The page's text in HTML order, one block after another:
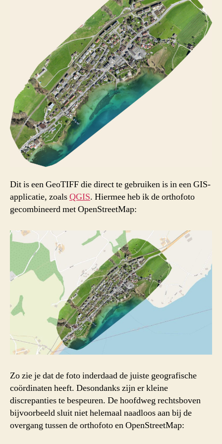
Dit is een GeoTIFF die direct te gebruiken is in een GIS-
applicatie, zoalsQGIS. Hiermee heb ik de orthofoto
gecombineerd met OpenStreetMap:
Zo zie je dat de foto inderdaad de juiste geografische
coördinaten heeft. Desondanks zijn er kleine
discrepanties te bespeuren. De hoofdweg rechtsboven
bijvoorbeeld sluit niet helemaal naadloos aan bij de
overgang tussen de orthofoto en OpenStreetMap: